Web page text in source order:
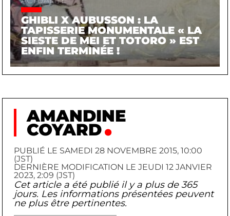
GHIBLI X AUBUSSON : LA
TAPISSERIE MONUMENTALE « LA
SIESTE DE MEI ET TOTORO » EST
ENFIN TERMINÉE !
AMANDINE
COYARD
PUBLIÉ LE SAMEDI 28 NOVEMBRE 2015, 10:00
(JST)
DERNIÈRE MODIFICATION LE JEUDI 12 JANVIER
2023, 2:09 (JST)
Cet article a été publié il y a plus de 365
jours. Les informations présentées peuvent
ne plus être pertinentes.